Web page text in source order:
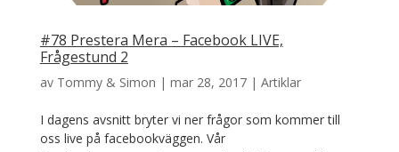
#78 Prestera Mera – Facebook LIVE,
Frågestund 2
av Tommy & Simon | mar 28, 2017| Artiklar
I dagens avsnitt bryter vi ner frågor som kommer till
oss live på facebookväggen. Vår